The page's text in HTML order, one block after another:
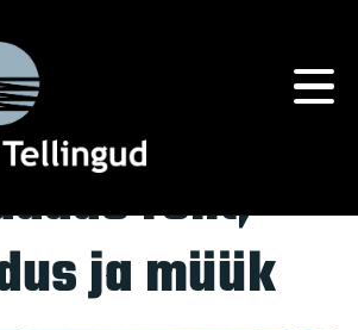
Keskkonnasõbralikkus
rent,
ja müük